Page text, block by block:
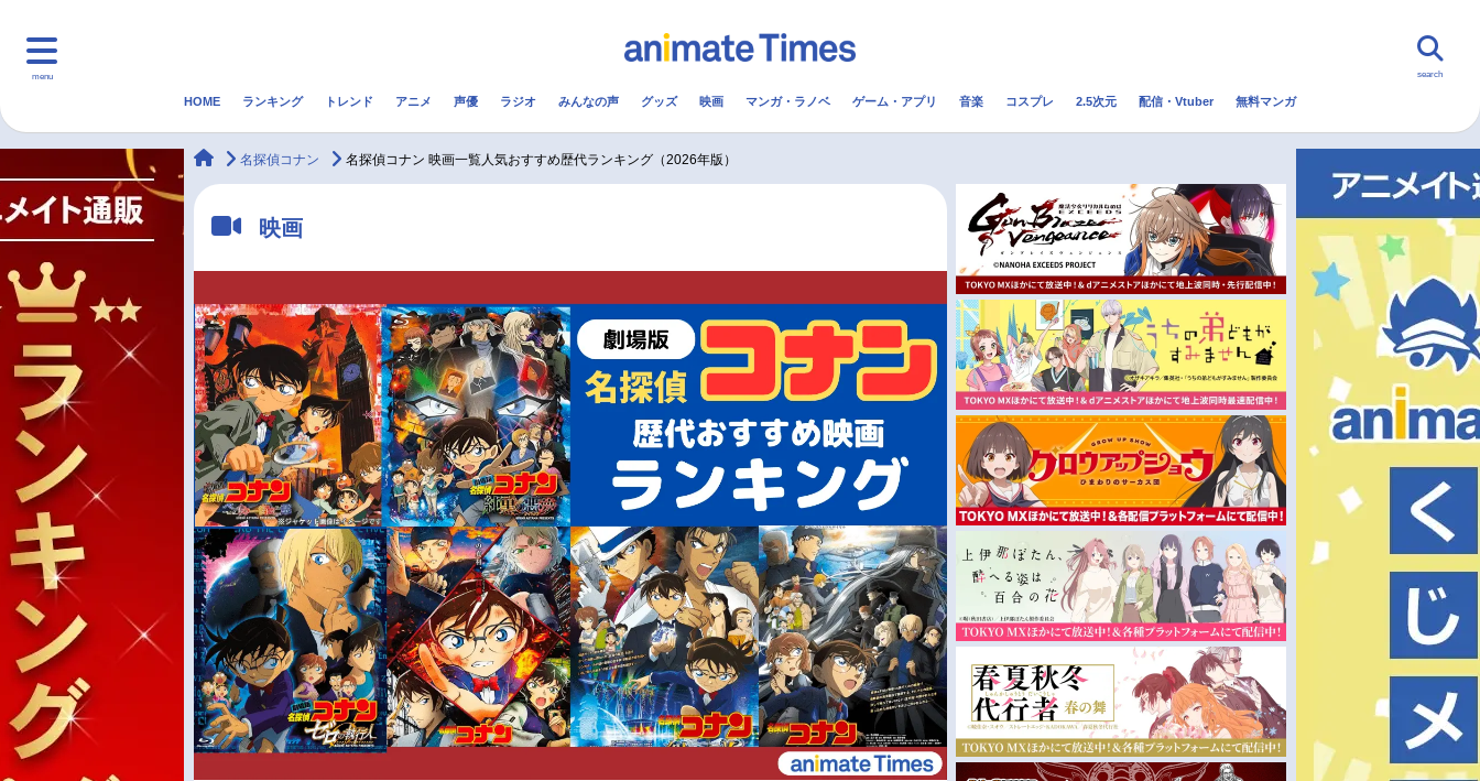
menu
マンガ・ラノベ ゲーム・アプリ 配信・Vtuber トレンド 無料マンガ
アニメ記事一覧
声優記事一覧
実写化映画一覧
男性声優/女性声優一覧
今期アニメ曜日別一覧
春アニメ
夏アニメ
秋アニメ
冬アニメ
FOLLOW US
search
HOME ランキング トレンド アニメ 声優 ラジオ みんなの声 グッズ 映画 マンガ・ラノベ ゲーム・アプリ 音楽 コスプレ 2.5次元 配信・Vtuber 無料マンガ
animateTimes
名探偵コナン 名探偵コナン 映画一覧人気おすすめ歴代ランキング（2026年版）
映画